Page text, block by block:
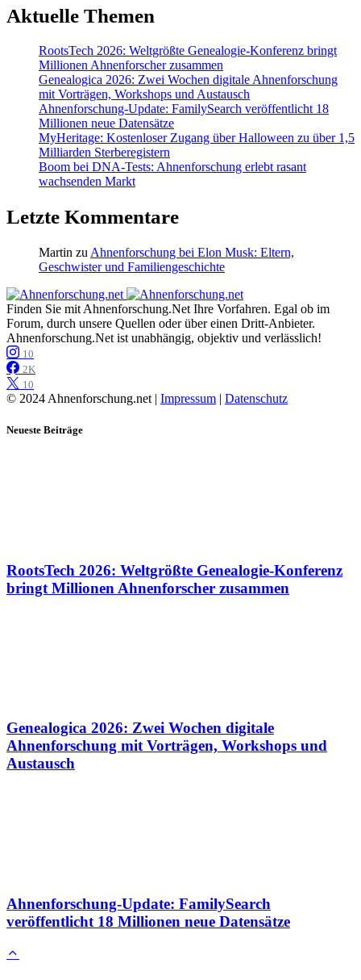
Aktuelle Themen
RootsTech 2026: Weltgrößte Genealogie-Konferenz bringt
Millionen Ahnenforscher zusammen
Genealogica 2026: Zwei Wochen digitale Ahnenforschung
mit Vorträgen, Workshops und Austausch
Ahnenforschung-Update: FamilySearch veröffentlicht 18
Millionen neue Datensätze
MyHeritage: Kostenloser Zugang über Halloween zu über 1,5
Milliarden Sterberegistern
Boom bei DNA-Tests: Ahnenforschung erlebt rasant
wachsenden Markt
Letzte Kommentare
Martin zu Ahnenforschung bei Elon Musk: Eltern,
Geschwister und Familiengeschichte
Finden Sie mit Ahnenforschung.Net Ihre Vorfahren. Egal ob im
Forum, durch unsere Quellen oder über einen Dritt-Anbieter.
Ahnenforschung.Net ist unabhängig, objektiv und verlässlich!
10
2K
10
© 2024 Ahnenforschung.net | Impressum | Datenschutz
Neueste Beiträge
RootsTech 2026: Weltgrößte Genealogie-Konferenz
bringt Millionen Ahnenforscher zusammen
Genealogica 2026: Zwei Wochen digitale
Ahnenforschung mit Vorträgen, Workshops und
Austausch
Ahnenforschung-Update: FamilySearch
veröffentlicht 18 Millionen neue Datensätze